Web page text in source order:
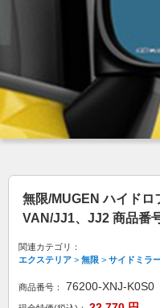
無限/MUGEN ハイドロ
VAN/JJ1、JJ2 商品番
関連カテゴリ：
エクステリア > 無限 > サイドミラ
商品番号： 76200-XNJ-K0S0